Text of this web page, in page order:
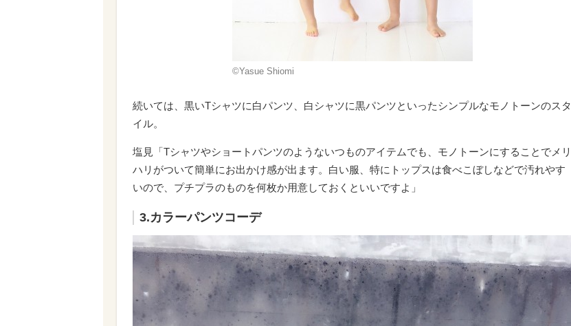
©Yasue Shiomi
続いては、黒いTシャツに白パンツ、白シャツに黒パンツといったシンプルなモノトーンのスタ
イル。
塩見 「Tシャツやショートパンツのようないつものアイテムでも、モノトーンにすることでメリ
ハリがついて簡単にお出かけ感が出ます。白い服、特にトップスは食べこぼしなどで汚れやす
いので、プチプラのものを何枚か用意しておくといいですよ」
3.カラーパンツコーデ